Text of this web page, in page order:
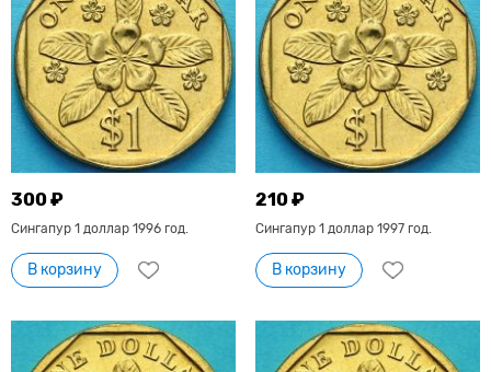
300 ₽
Сингапур 1 доллар 1996 год.
В корзину
210 ₽
Сингапур 1 доллар 1997 год.
В корзину